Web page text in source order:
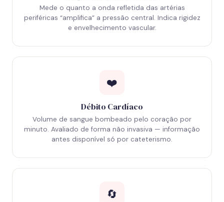
Mede o quanto a onda refletida das artérias
periféricas “amplifica” a pressão central. Indica rigidez
e envelhecimento vascular.
❤️
Débito Cardíaco
Volume de sangue bombeado pelo coração por
minuto. Avaliado de forma não invasiva — informação
antes disponível só por cateterismo.
🔄